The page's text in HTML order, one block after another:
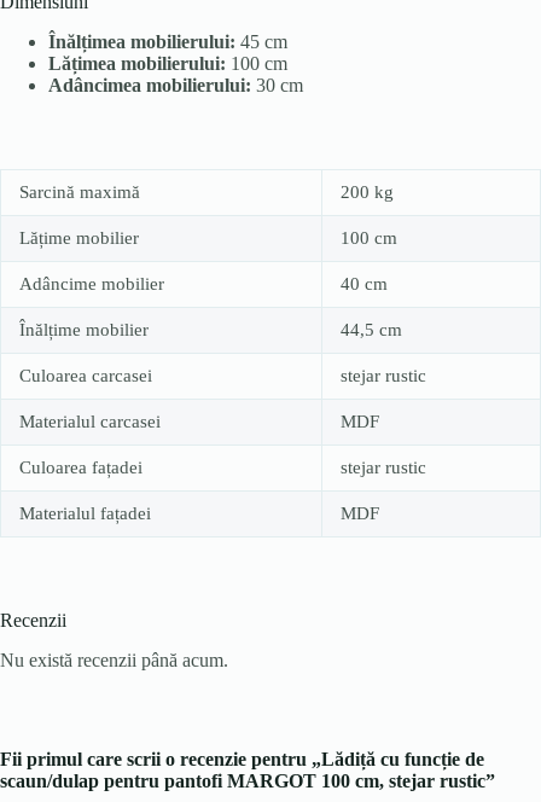
Înălțimea mobilierului: 45 cm
Lățimea mobilierului: 100 cm
Adâncimea mobilierului: 30 cm
Sarcină maximă 200 kg
Lățime mobilier 100 cm
Adâncime mobilier 40 cm
Înălțime mobilier 44,5 cm
Culoarea carcasei stejar rustic
Materialul carcasei MDF
Culoarea fațadei stejar rustic
Materialul fațadei MDF
Recenzii
Nu există recenzii până acum.
Fii primul care scrii o recenzie pentru „Lădiță cu funcție de
scaun/dulap pentru pantofi MARGOT 100 cm, stejar rustic”